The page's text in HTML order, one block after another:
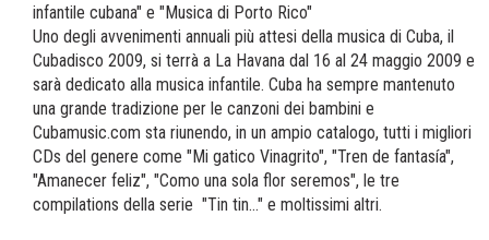
infantile cubana" e "Musica di Porto Rico"
Uno degli avvenimenti annuali più attesi della musica di Cuba, il
Cubadisco 2009, si terrà a La Havana dal 16 al 24 maggio 2009 e
sarà dedicato alla musica infantile. Cuba ha sempre mantenuto
una grande tradizione per le canzoni dei bambini e
Cubamusic.com sta riunendo, in un ampio catalogo, tutti i migliori
CDs del genere come "Mi gatico Vinagrito", "Tren de fantasía",
"Amanecer feliz", "Como una sola flor seremos", le tre
compilations della serie "Tin tin..." e moltissimi altri.